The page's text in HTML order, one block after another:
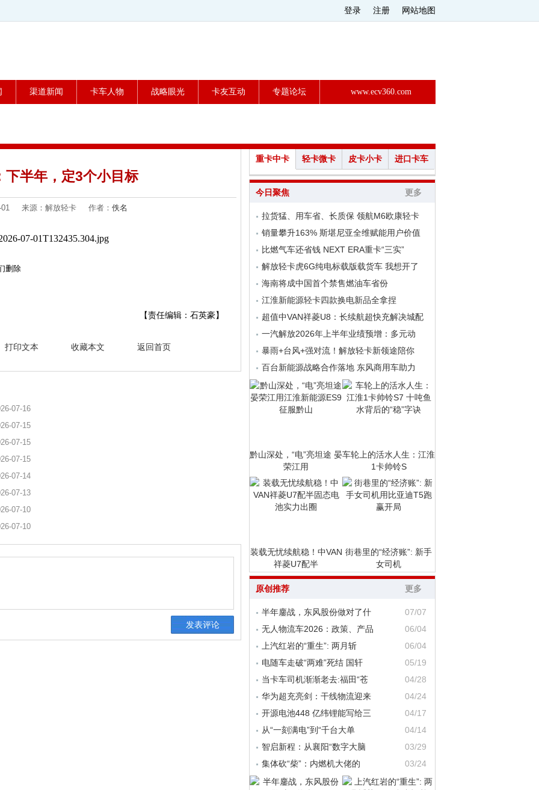
登录 注册 网站地图
渠道新闻 卡车人物 战略眼光 卡友互动 专题论坛 www.ecv360.com
下半年，定3个小目标
01 来源：解放轻卡 作者： 佚名
删除
【责任编辑：石英豪】
打印文本 收藏本文 返回首页
07-16
07-15
07-15
07-15
07-14
07-13
07-10
07-10
重卡中卡 轻卡微卡 皮卡小卡 进口卡车
今日聚焦 更多
拉货猛、用车省、长质保 领航M6欧康轻卡
销量攀升163% 斯堪尼亚全维赋能用户价值
比燃气车还省钱 NEXT ERA重卡“三实”
解放轻卡虎6G纯电标载版载货车 我想开了
海南将成中国首个禁售燃油车省份
江淮新能源轻卡四款换电新品全拿捏
超值中VAN祥菱U8：长续航超快充解决城配
一汽解放2026年上半年业绩预增：多元动
暴雨+台风+强对流！解放轻卡新领途陪你
百台新能源战略合作落地 东风商用车助力
黔山深处，“电”亮坦途 晏
荣江用
车轮上的活水人生：江淮
1卡帅铃S
装载无忧续航稳！中VAN
祥菱U7配半
街巷里的“经济账”: 新手
女司机
原创推荐 更多
半年鏖战，东风股份做对了什
07/07
无人物流车2026：政策、产品
06/04
上汽红岩的“重生”: 两月斩
06/04
电随车走破“两难”死结 国轩
05/19
当卡车司机渐渐老去:福田“苍
04/28
华为超充亮剑：干线物流迎来
04/24
开源电池448 亿纬锂能写给三
04/17
从“一刻满电”到“千台大单
04/14
智启新程：从襄阳“数字大脑
03/29
集体砍“柴”：内燃机大佬的
03/24